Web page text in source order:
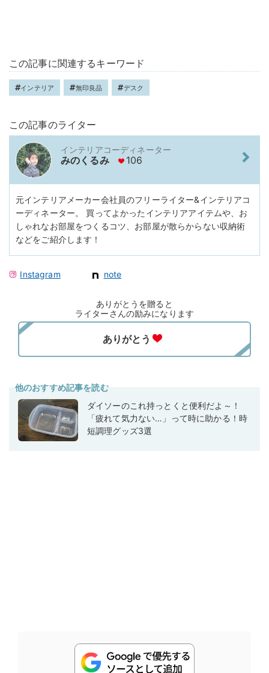
この記事に関連するキーワード
インテリア 無印良品 デスク
この記事のライター
インテリアコーディネーター
みのくるみ 106
元インテリアメーカー会社員のフリーライター&インテリアコ
ーディネーター。 買ってよかったインテリアアイテムや、お
しゃれなお部屋をつくるコツ、お部屋が散らからない収納術
などをご紹介します！
Instagram note
ありがとうを贈ると
ライターさんの励みになります
他のおすすめ記事を読む
ダイソーのこれ持っとくと便利だよ～！
「疲れて気力ない…」って時に助かる！時
短調理グッズ3選